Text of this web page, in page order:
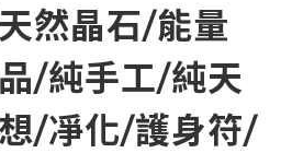
然晶石/能量
/純手工/純天
/凈化/護身符/